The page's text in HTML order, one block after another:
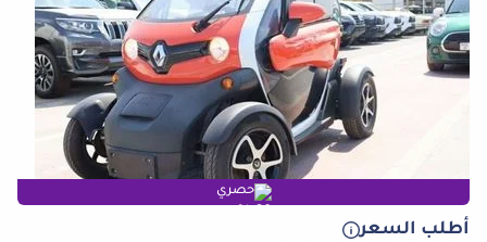
حصري
أطلب السعر